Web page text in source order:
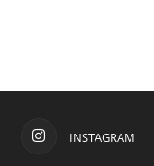
INSTAGRAM